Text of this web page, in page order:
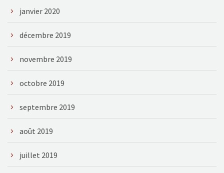
janvier 2020
décembre 2019
novembre 2019
octobre 2019
septembre 2019
août 2019
juillet 2019